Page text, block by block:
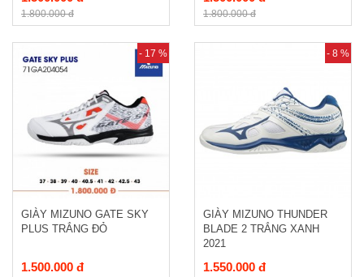
1.800.000 đ 1.800.000 đ
- 17 %
GIÀY MIZUNO GATE SKY
PLUS TRẮNG ĐỎ
1.500.000 đ
- 8 %
GIÀY MIZUNO THUNDER
BLADE 2 TRẮNG XANH
2021
1.550.000 đ